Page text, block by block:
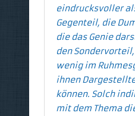
eindrucksvoller
Gegenteil, die
die das Genie
den
wenig im
ihnen
können. Solch
mit dem Thema